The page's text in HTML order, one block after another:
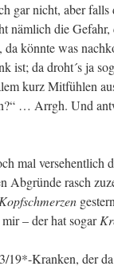
gar nicht, aber
nämlich die
könnte was
ist; da droht´s ja
kurz Mitfühlen
… Arrgh. Und
mal versehentlich
Abgründe rasch
Kopfschmerzen
– der hat sogar
19*-Kranken, der